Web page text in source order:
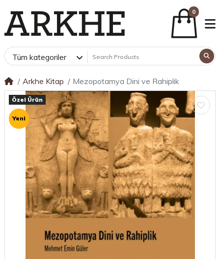
0
Tüm kategoriler
Arkhe Kitap Mezopotamya Dini ve Rahiplik
Özel Ürün
Yeni